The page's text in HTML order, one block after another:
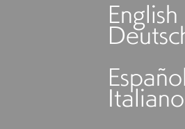
English
Italiano